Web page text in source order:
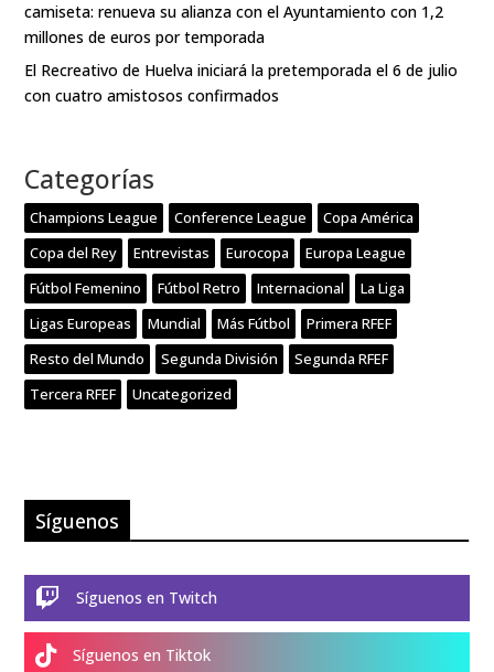
camiseta: renueva su alianza con el Ayuntamiento con 1,2
millones de euros por temporada
El Recreativo de Huelva iniciará la pretemporada el 6 de julio
con cuatro amistosos confirmados
Categorías
Champions League Conference League
Copa América
Copa del Rey
Entrevistas Eurocopa
Europa League
Fútbol Femenino
Fútbol Retro Internacional
La Liga
Ligas Europeas
Mundial Más Fútbol
Primera RFEF
Resto del Mundo
Segunda División
Segunda RFEF
Tercera RFEF
Uncategorized
Síguenos
 Síguenos en Twitch
 Síguenos en Tiktok